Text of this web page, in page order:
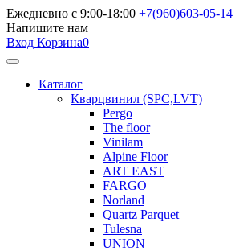
Ежедневно с 9:00-18:00 +7(960)603-05-14
Напишите нам
Вход Корзина0
Каталог
Кварцвинил (SPC,LVT)
Pergo
The floor
Vinilam
Alpine Floor
ART EAST
FARGO
Norland
Quartz Parquet
Tulesna
UNION